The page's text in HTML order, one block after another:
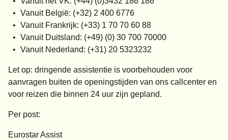
Vanuit België: (+32) 2 400 6776
Vanuit Frankrijk: (+33) 1 70 70 60 88
Vanuit Duitsland: (+49) (0) 30 700 70000
Vanuit Nederland: (+31) 20 5323232
Let op: dringende assistentie is voorbehouden voor
aanvragen buiten de openingstijden van ons callcenter en
voor reizen die binnen 24 uur zijn gepland.
Per post:
Eurostar Assist